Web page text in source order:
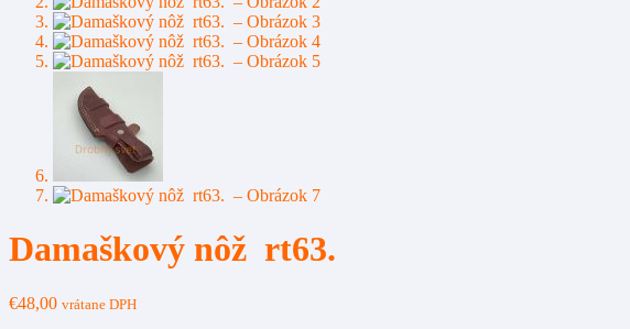
Damaškový nôž rt63.
€48,00 vrátane DPH